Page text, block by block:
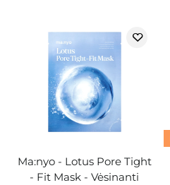
Ma:nyo - Lotus Pore Tight
- Fit Mask - Vėsinanti